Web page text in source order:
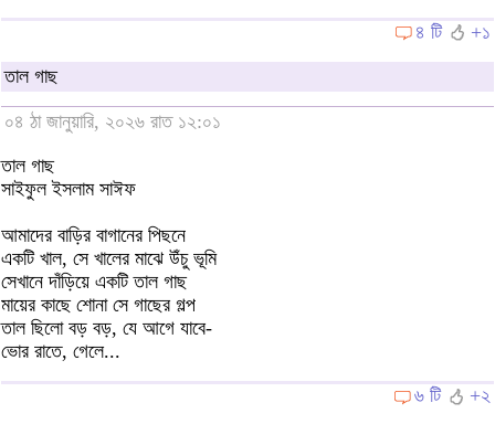
৪ টি
+১
তাল গাছ
০৪ ঠা জানুয়ারি, ২০২৬ রাত ১২:০১
তাল গাছ
সাইফুল ইসলাম সাঈফ
আমাদের বাড়ির বাগানের পিছনে
একটি খাল, সে খালের মাঝে উঁচু ভূমি
সেখানে দাঁড়িয়ে একটি তাল গাছ
মায়ের কাছে শোনা সে গাছের গল্প
তাল ছিলো বড় বড়, যে আগে যাবে-
ভোর রাতে, গেলে...
৬ টি
+২